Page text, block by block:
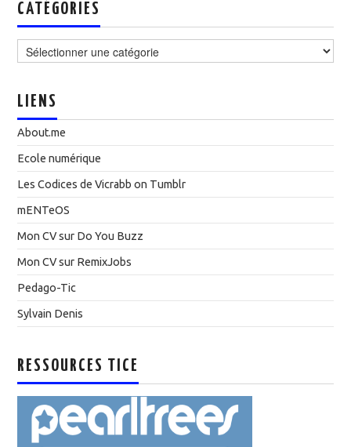
CATÉGORIES
LIENS
About.me
Ecole numérique
Les Codices de Vicrabb on Tumblr
mENTeOS
Mon CV sur Do You Buzz
Mon CV sur RemixJobs
Pedago-Tic
Sylvain Denis
RESSOURCES TICE